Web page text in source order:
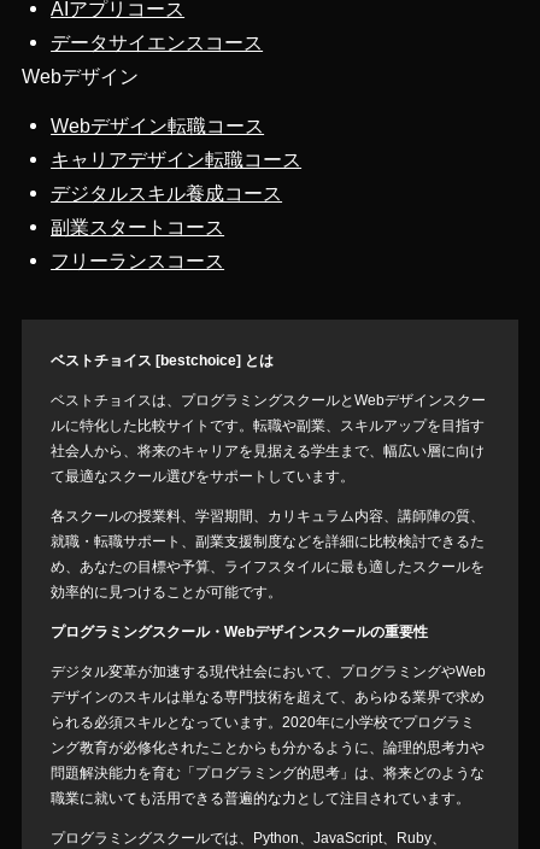
AIアプリコース
データサイエンスコース
Webデザイン
Webデザイン転職コース
キャリアデザイン転職コース
デジタルスキル養成コース
副業スタートコース
フリーランスコース
ベストチョイス [bestchoice] とは
ベストチョイスは、プログラミングスクールとWebデザインスクー
ルに特化した比較サイトです。転職や副業、スキルアップを目指す
社会人から、将来のキャリアを見据える学生まで、幅広い層に向け
て最適なスクール選びをサポートしています。
各スクールの授業料、学習期間、カリキュラム内容、講師陣の質、
就職・転職サポート、副業支援制度などを詳細に比較検討できるた
め、あなたの目標や予算、ライフスタイルに最も適したスクールを
効率的に見つけることが可能です。
プログラミングスクール・Webデザインスクールの重要性
デジタル変革が加速する現代社会において、プログラミングやWeb
デザインのスキルは単なる専門技術を超えて、あらゆる業界で求め
られる必須スキルとなっています。2020年に小学校でプログラミ
ング教育が必修化されたことからも分かるように、論理的思考力や
問題解決能力を育む「プログラミング的思考」は、将来どのような
職業に就いても活用できる普遍的な力として注目されています。
プログラミングスクールでは、Python、JavaScript、Ruby、